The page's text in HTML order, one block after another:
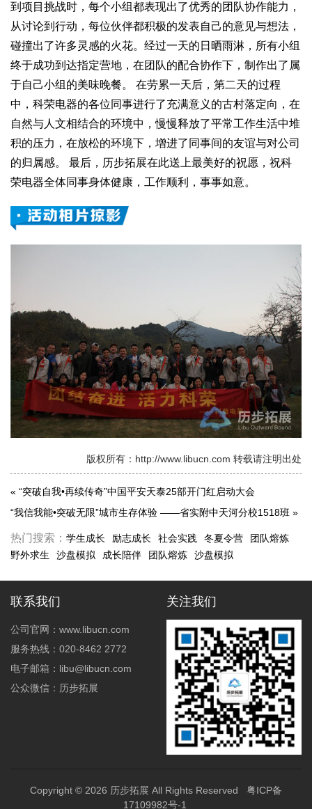
到项目挑战时，每个小组都表现出了优秀的团队协作能力，
从讨论到行动，每位伙伴都积极的发表自己的意见与想法，
碰撞出了许多灵感的火花。经过一天的日晒雨淋，所有小组
终于成功到达指定营地，在团队的配合协作下，制作出了属
于自己小组的美味晚餐。 在劳累一天后，第二天的过程
中，科荣电器的各位同事进行了充满意义的古村落定向，在
自然与人文相结合的环境中，慢慢释放了平常工作生活中堆
积的压力，在放松的环境下，增进了同事间的友谊与对公司
的归属感。 最后，历步拓展在此送上最美好的祝愿，祝科
荣电器全体同事身体健康，工作顺利，事事如意。
版权所有：http://www.libucn.com 转载请注明出处
« “突破自我•再续传奇”中国平安天泰25部开门红启动大会
“我信我能•突破无限”城市生存体验 ——省实附中天河分校1518班 »
热门搜索： 学生成长 励志成长 社会实践 冬夏令营
团队熔炼
野外求生
沙盘模拟 成长陪伴 团队熔炼 沙盘模拟
联系我们
公司官网：www.libucn.com
服务热线：020-8462 2772
电子邮箱：libu@libucn.com
公众微信：历步拓展
关注我们
Copyright © 2026 历步拓展 All Rights Reserved 粤ICP备
17109982号-1